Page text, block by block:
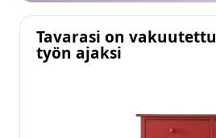
Tavarasi on vakuutettu
työn ajaksi